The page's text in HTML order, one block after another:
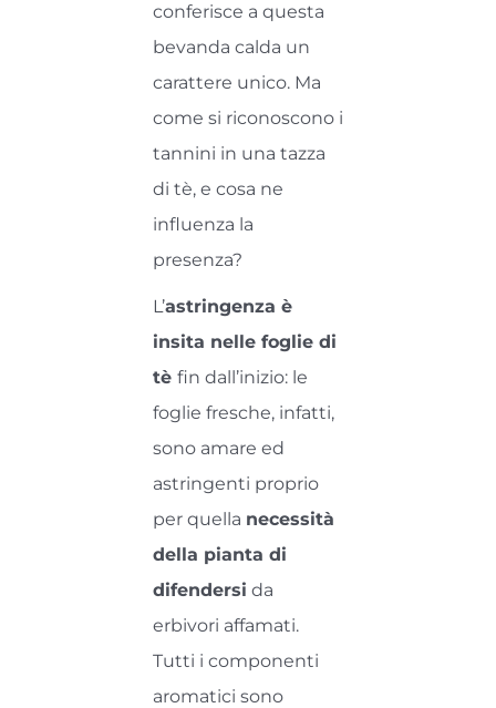
conferisce a questa
bevanda calda un
carattere unico. Ma
come si riconoscono i
tannini in una tazza
di tè, e cosa ne
influenza la
presenza?
L’astringenza è
insita nelle foglie di
tè fin dall’inizio: le
foglie fresche, infatti,
sono amare ed
astringenti proprio
per quella necessità
della pianta di
difendersi da
erbivori affamati.
Tutti i componenti
aromatici sono